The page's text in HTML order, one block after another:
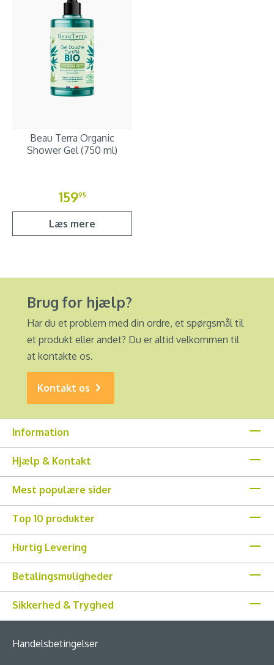
Beau Terra Organic
Shower Gel (750 ml)
15995
Læs mere
Brug for hjælp?
Har du et problem med din ordre, et spørgsmål til
et produkt eller andet? Du er altid velkommen til
at kontakte os.
Kontakt os
Information
Hjælp & Kontakt
Mest populære sider
Top 10 produkter
Hurtig Levering
Betalingsmuligheder
Sikkerhed & Tryghed
Handelsbetingelser